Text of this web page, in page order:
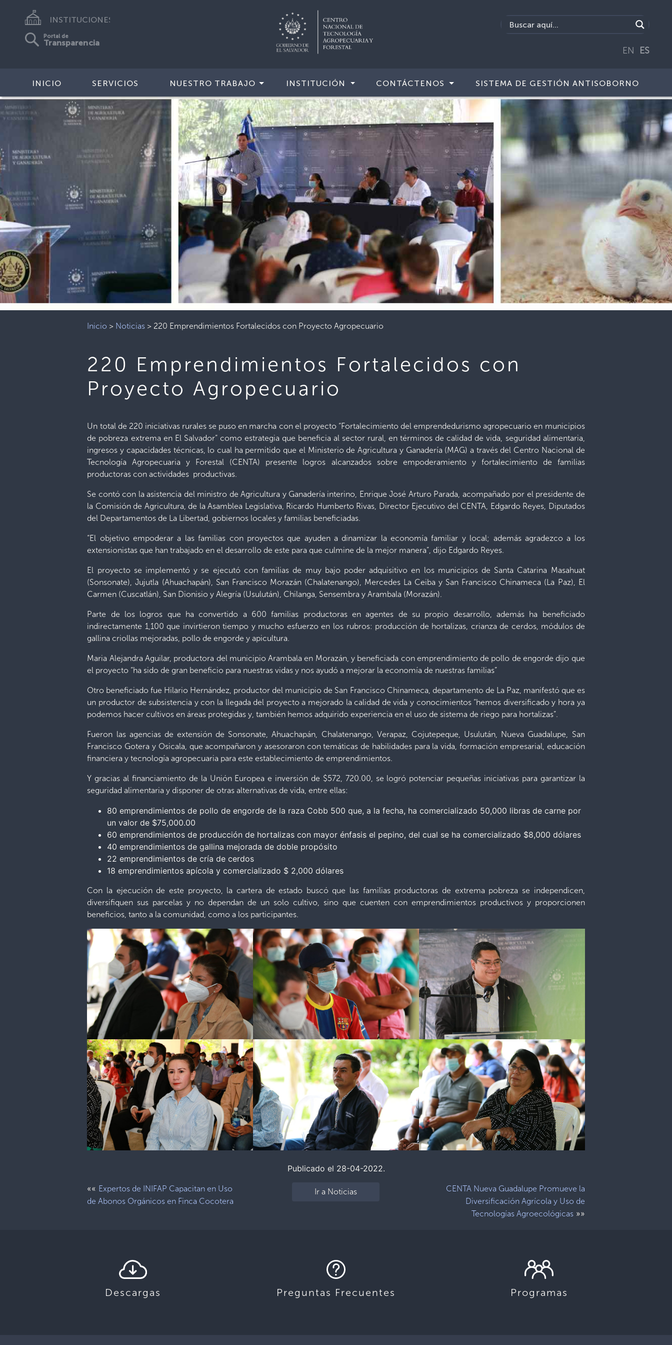
INSTITUCIONES
Portal de
Transparencia
EN ES
INICIO SERVICIOS NUESTRO TRABAJO INSTITUCIÓN CONTÁCTENOS SISTEMA DE GESTIÓN ANTISOBORNO
Inicio > Noticias > 220 Emprendimientos Fortalecidos con Proyecto Agropecuario
220 Emprendimientos Fortalecidos con
Proyecto Agropecuario
Un total de 220 iniciativas rurales se puso en marcha con el proyecto “Fortalecimiento del emprendedurismo agropecuario en municipios
de pobreza extrema en El Salvador” como estrategia que beneficia al sector rural, en términos de calidad de vida, seguridad alimentaria,
ingresos y capacidades técnicas, lo cual ha permitido que el Ministerio de Agricultura y Ganadería (MAG) a través del Centro Nacional de
Tecnología Agropecuaria y Forestal (CENTA) presente logros alcanzados sobre empoderamiento y fortalecimiento de familias
productoras con actividades productivas.
Se contó con la asistencia del ministro de Agricultura y Ganadería interino, Enrique José Arturo Parada, acompañado por el presidente de
la Comisión de Agricultura, de la Asamblea Legislativa, Ricardo Humberto Rivas, Director Ejecutivo del CENTA, Edgardo Reyes, Diputados
del Departamentos de La Libertad, gobiernos locales y familias beneficiadas.
“El objetivo empoderar a las familias con proyectos que ayuden a dinamizar la economía familiar y local; además agradezco a los
extensionistas que han trabajado en el desarrollo de este para que culmine de la mejor manera”, dijo Edgardo Reyes.
El proyecto se implementó y se ejecutó con familias de muy bajo poder adquisitivo en los municipios de Santa Catarina Masahuat
(Sonsonate), Jujutla (Ahuachapán), San Francisco Morazán (Chalatenango), Mercedes La Ceiba y San Francisco Chinameca (La Paz), El
Carmen (Cuscatlán), San Dionisio y Alegría (Usulután), Chilanga, Sensembra y Arambala (Morazán).
Parte de los logros que ha convertido a 600 familias productoras en agentes de su propio desarrollo, además ha beneficiado
indirectamente 1,100 que invirtieron tiempo y mucho esfuerzo en los rubros: producción de hortalizas, crianza de cerdos, módulos de
gallina criollas mejoradas, pollo de engorde y apicultura.
Maria Alejandra Aguilar, productora del municipio Arambala en Morazán, y beneficiada con emprendimiento de pollo de engorde dijo que
el proyecto “ha sido de gran beneficio para nuestras vidas y nos ayudó a mejorar la economía de nuestras familias”
Otro beneficiado fue Hilario Hernández, productor del municipio de San Francisco Chinameca, departamento de La Paz, manifestó que es
un productor de subsistencia y con la llegada del proyecto a mejorado la calidad de vida y conocimientos “hemos diversificado y hora ya
podemos hacer cultivos en áreas protegidas y, también hemos adquirido experiencia en el uso de sistema de riego para hortalizas”.
Fueron las agencias de extensión de Sonsonate, Ahuachapán, Chalatenango, Verapaz, Cojutepeque, Usulután, Nueva Guadalupe, San
Francisco Gotera y Osicala, que acompañaron y asesoraron con temáticas de habilidades para la vida, formación empresarial, educación
financiera y tecnología agropecuaria para este establecimiento de emprendimientos.
Y gracias al financiamiento de la Unión Europea e inversión de $572, 720.00, se logró potenciar pequeñas iniciativas para garantizar la
seguridad alimentaria y disponer de otras alternativas de vida, entre ellas:
80 emprendimientos de pollo de engorde de la raza Cobb 500 que, a la fecha, ha comercializado 50,000 libras de carne por
un valor de $75,000.00
60 emprendimientos de producción de hortalizas con mayor énfasis el pepino, del cual se ha comercializado $8,000 dólares
40 emprendimientos de gallina mejorada de doble propósito
22 emprendimientos de cría de cerdos
18 emprendimientos apícola y comercializado $ 2,000 dólares
Con la ejecución de este proyecto, la cartera de estado buscó que las familias productoras de extrema pobreza se independicen,
diversifiquen sus parcelas y no dependan de un solo cultivo, sino que cuenten con emprendimientos productivos y proporcionen
beneficios, tanto a la comunidad, como a los participantes.
Publicado el 28-04-2022.
«« Expertos de INIFAP Capacitan en Uso
de Abonos Orgánicos en Finca Cocotera
Ir a Noticias
CENTA Nueva Guadalupe Promueve la
Diversificación Agrícola y Uso de
Tecnologías Agroecológicas»»
Descargas Preguntas Frecuentes Programas